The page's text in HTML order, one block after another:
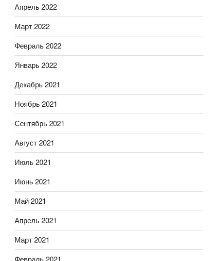
Апрель 2022
Март 2022
Февраль 2022
Январь 2022
Декабрь 2021
Ноябрь 2021
Сентябрь 2021
Август 2021
Июль 2021
Июнь 2021
Май 2021
Апрель 2021
Март 2021
Февраль 2021